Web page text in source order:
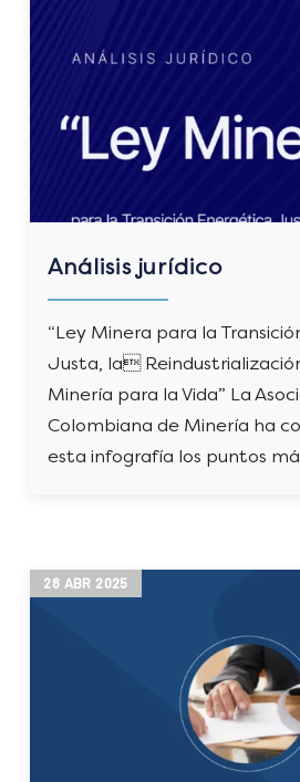
Análisis jurídico
“Ley Minera para la
Justa, la
Minería para la Vida” La
Colombiana de Minería ha
esta infografía los puntos
28 ABR 2025